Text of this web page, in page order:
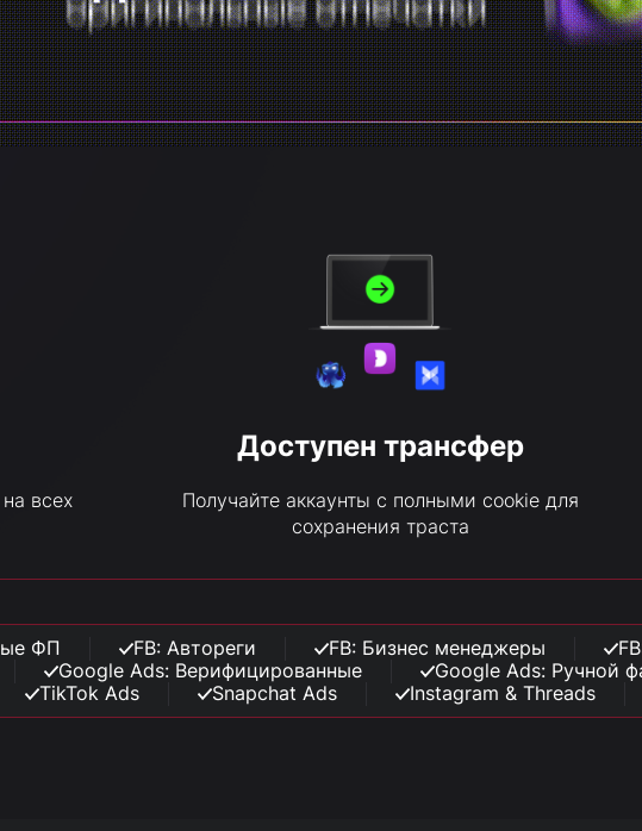
всех
Доступен трансфер
Получайте аккаунты с полными cookie для
сохранения траста
ФП FB: Автореги FB: Бизнес менеджеры
Google Ads: Верифицированные Google Ads: Ручной
TikTok Ads Snapchat Ads Instagram & Threads